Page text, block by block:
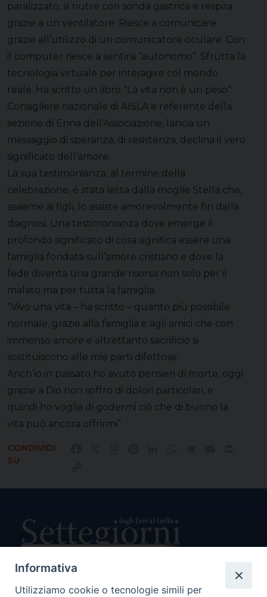
paralizzato, si nutre con sonda gastrica e respira
grazie a un ventilatore. Riesce a comunicare
grazie all’utilizzo di un comunicatore oculare. Con
il computer riesce a sentirsi “autonomo”. Sfrutta la
tecnologia virtuale per interagire col mondo
reale. Ha scritto un libro “La vita non è un peso”.
Consigliere nazionale di AISLA e referente della
sezione di Enna dell’Associazione, lancia un
messaggio di speranza, di resistenza, declina il vero
significato dell’amore.
La sua testimonianza, al termine della
celebrazione, è stata letta dalla moglie Stella che,
assieme ai figli, lo assiste amorevolmente fin dalla
diagnosi. Una testimonianza dove emerge il
profondo significato di cosa significa essere una
famiglia fondata sull’amore cristiano e dove la
fede diventa una grande risorsa non solo per il
malato ma per tutta la famiglia.
“Vivo una vita – ha scritto – quanto più possibile
normale, grazie alla famiglia e agli amici che con
immenso amore e altrettanto sacrificio si
sostituiscono alle mie parti difettose.
Anch’io in passato ho avuto pensieri di morte, oggi
grazie a Dio non soffro di dolori particolari, e
quindi ho voglia di godermi ciò che di buono la
vita può ancora offrirmi”.
CONDIVIDI
SU
Direttore Responsabile Giuseppe Rabita
Informativa
Utilizziamo cookie o tecnologie simili per